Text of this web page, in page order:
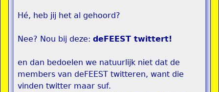
Hé, heb jij het al gehoord?
Nee? Nou bij deze: deFEEST twittert!
en dan bedoelen we natuurlijk niet dat de
members van deFEEST twitteren, want die
vinden twitter maar suf.